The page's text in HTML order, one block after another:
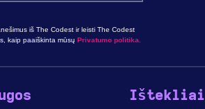
iš The Codest ir leisti The Codest
kaip paaiškinta mūsųPrivatumo politika.
Ištekliai